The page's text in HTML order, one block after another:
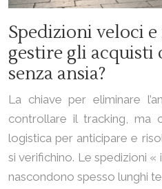
Spedizioni veloci
gestire gli
senza ansia?
La chiave per eliminare
controllare il tracking, ma
logistica per anticipare e
si verifichino. Le spedizioni «
nascondono spesso lunghi